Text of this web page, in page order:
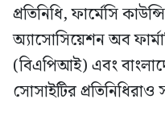
প্রতিনিধি, ফার্মেসি
অ্যাসোসিয়েশন অব
(বিএপিআই) এবং
সোসাইটির